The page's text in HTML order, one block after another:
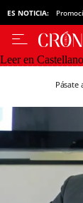
ES NOTICIA:
Leer en Castellano
Pásate